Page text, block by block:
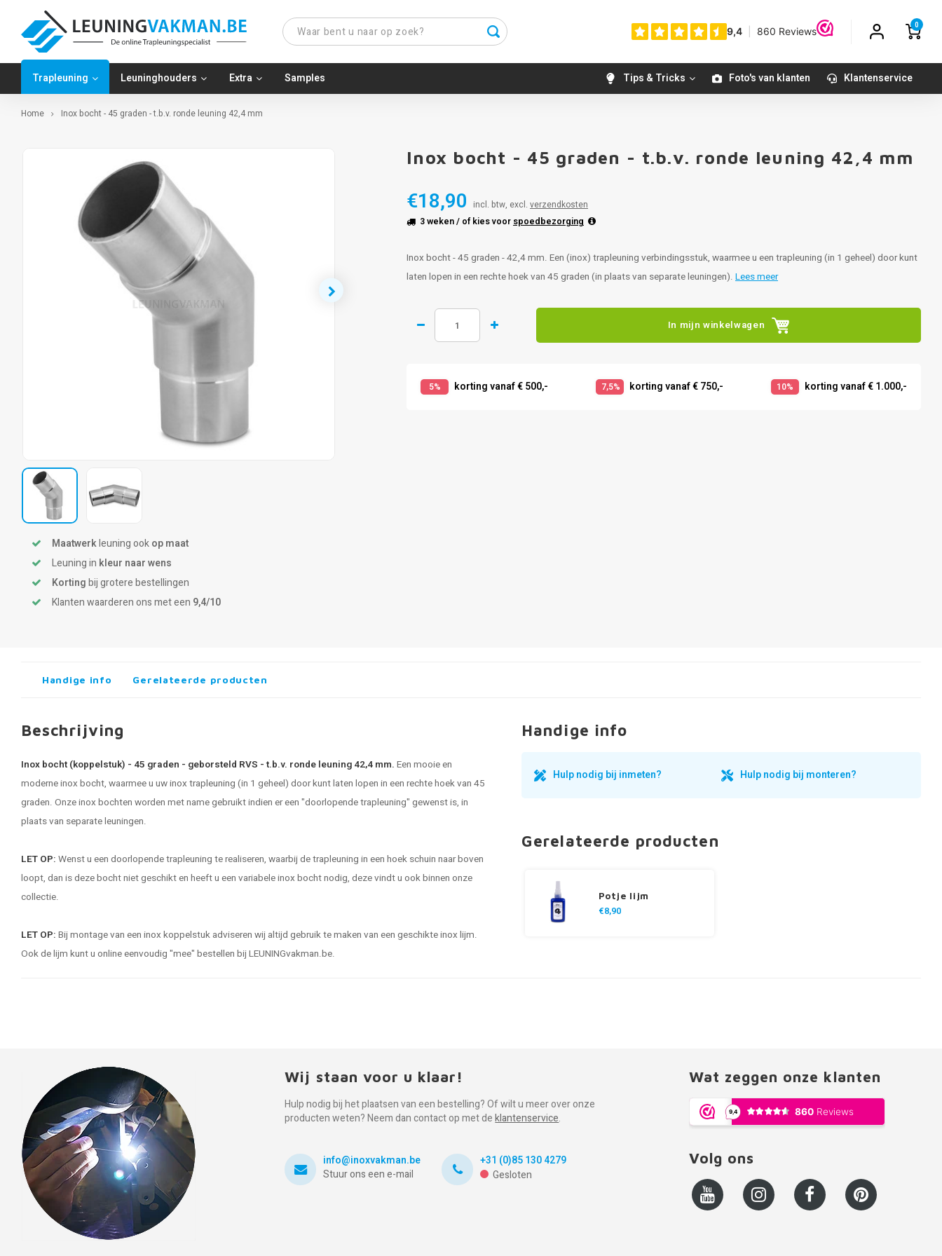
0
Trapleuning Leuninghouders Extra Samples Tips & Tricks Foto's van klanten Klantenservice
Home Inox bocht - 45 graden - t.b.v. ronde leuning 42,4 mm
Maatwerkleuning ookop maat
Leuning in kleur naar wens
Kortingbij grotere bestellingen
Klanten waarderen ons met een 9,4/10
Inox bocht - 45 graden - t.b.v. ronde leuning 42,4 mm
€18,90 incl. btw, excl. verzendkosten
3 weken/ of kies voor spoedbezorging
Inox bocht - 45 graden - 42,4 mm. Een (inox) trapleuning verbindingsstuk, waarmee u een trapleuning (in 1 geheel) door kunt
laten lopen in een rechte hoek van 45 graden (in plaats van separate leuningen). Lees meer
In mijn winkelwagen
5% korting vanaf € 500,- 7,5% korting vanaf € 750,- 10% korting vanaf € 1.000,-
Handige info Gerelateerde producten
Beschrijving
Inox bocht (koppelstuk) - 45 graden - geborsteld RVS - t.b.v. ronde leuning 42,4 mm. Een mooie en
moderne inox bocht, waarmee u uwinox trapleuning (in 1 geheel) door kunt laten lopen in een rechte hoek van 45
graden. Onze inox bochten worden met name gebruikt indien er een "doorlopende trapleuning" gewenst is, in
plaats van separate leuningen.
LET OP: Wenst u een doorlopende trapleuning te realiseren, waarbij de trapleuning in een hoek schuin naar boven
loopt, dan is deze bocht niet geschikt en heeft u een variabele inox bocht nodig, deze vindt u ook binnen onze
collectie.
LET OP: Bij montage van een inox koppelstuk adviseren wij altijd gebruik te maken van een geschikte inox lijm.
Ook de lijm kunt u online eenvoudig "mee" bestellen bij LEUNINGvakman.be.
Handige info
Hulp nodig bij inmeten? Hulp nodig bij monteren?
Gerelateerde producten
Potje lijm
€8,90
Wij staan voor u klaar!
Hulp nodig bij het plaatsen van een bestelling? Of wilt u meer over onze
producten weten? Neem dan contact op met deklantenservice.
info@inoxvakman.be
Stuur ons een e-mail
+31 (0)85 130 4279
Gesloten
Wat zeggen onze klanten
Volg ons